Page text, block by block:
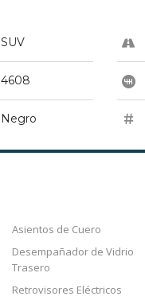
SUV
4608
Negro
Asientos de Cuero
Desempañador de Vidrio
Trasero
Retrovisores Eléctricos